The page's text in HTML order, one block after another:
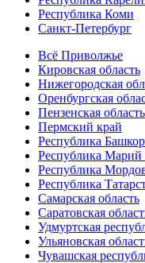
Республика Коми
Санкт-Петербург
Всё Приволжье
Кировская область
Нижегородская
Оренбургская
Пензенская область
Пермский край
Республика
Республика
Республика
Республика
Самарская область
Саратовская
Удмуртская
Ульяновская
Чувашская